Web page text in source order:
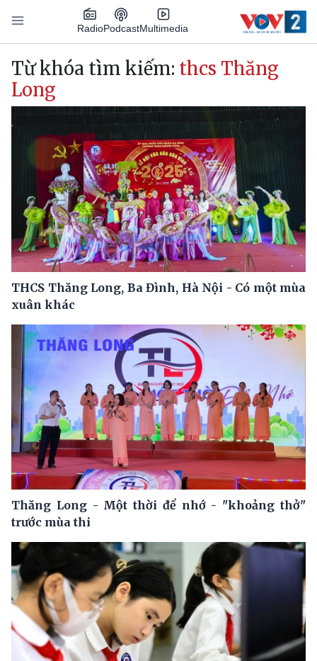
Nhảy đến nội dung
RadioPodcastMultimedia
Main navigation
Từ khóa tìm kiếm: thcs Thăng
Long
THCS Thăng Long, Ba Đình, Hà Nội - Có một mùa
xuân khác
Thăng Long - Một thời để nhớ - "khoảng thở"
trước mùa thi